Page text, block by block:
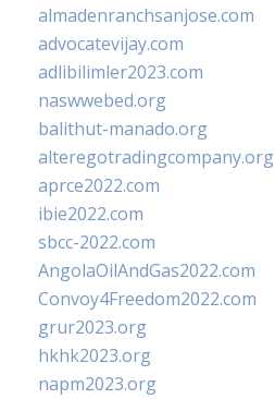
almadenranchsanjose.com
advocatevijay.com
adlibilimler2023.com
naswwebed.org
balithut-manado.org
alteregotradingcompany.org
aprce2022.com
ibie2022.com
sbcc-2022.com
AngolaOilAndGas2022.com
Convoy4Freedom2022.com
grur2023.org
hkhk2023.org
napm2023.org